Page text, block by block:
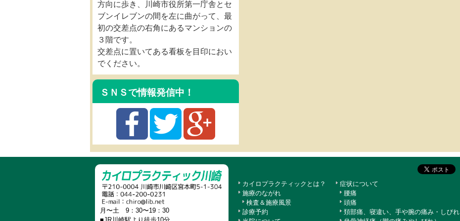
方向に歩き、川崎市役所第一庁舎とセ
ブンイレブンの間を左に曲がって、最
初の交差点の右角にあるマンションの
３階です。
交差点に置いてある看板を目印におい
でください。
ＳＮＳで情報発信中！
月〜土 9：30〜19：30
カイロプラクティックとは？
施療のながれ
検査＆施療風景
診療予約
症状について
腰痛
頭痛
頚部痛、寝違い、手や腕の痛み・しびれ